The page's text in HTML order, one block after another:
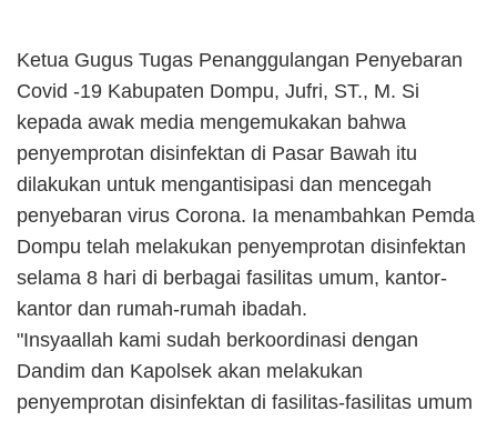
Ketua Gugus Tugas Penanggulangan Penyebaran
Covid -19 Kabupaten Dompu, Jufri, ST., M. Si
kepada awak media mengemukakan bahwa
penyemprotan disinfektan di Pasar Bawah itu
dilakukan untuk mengantisipasi dan mencegah
penyebaran virus Corona. Ia menambahkan Pemda
Dompu telah melakukan penyemprotan disinfektan
selama 8 hari di berbagai fasilitas umum, kantor-
kantor dan rumah-rumah ibadah.
"Insyaallah kami sudah berkoordinasi dengan
Dandim dan Kapolsek akan melakukan
penyemprotan disinfektan di fasilitas-fasilitas umum